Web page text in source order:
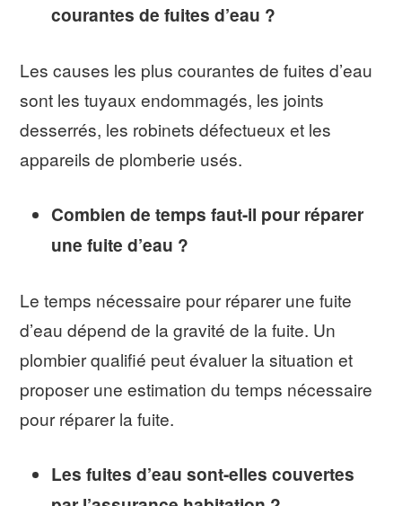
courantes de fuites d’eau ?
Les causes les plus courantes de fuites d’eau
sont les tuyaux endommagés, les joints
desserrés, les robinets défectueux et les
appareils de plomberie usés.
Combien de temps faut-il pour réparer
une fuite d’eau ?
Le temps nécessaire pour réparer une fuite
d’eau dépend de la gravité de la fuite. Un
plombier qualifié peut évaluer la situation et
proposer une estimation du temps nécessaire
pour réparer la fuite.
Les fuites d’eau sont-elles couvertes